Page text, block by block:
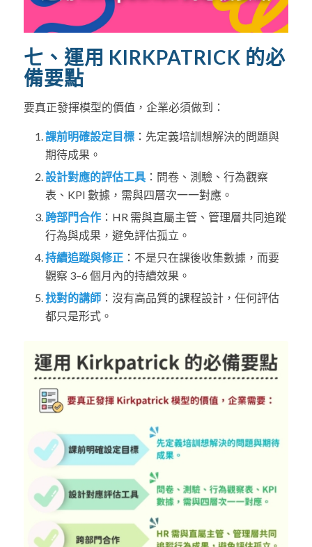
七、運用 KIRKPATRICK 的必
備要點
要真正發揮模型的價值，企業必須做到：
課前明確設定目標：先定義培訓想解決的問題與
期待成果。
設計對應的評估工具：問卷、測驗、行為觀察
表、KPI 數據，需與四層次一一對應。
跨部門合作：HR 需與直屬主管、管理層共同追蹤
行為與成果，避免評估孤立。
持續追蹤與修正：不是只在課後收集數據，而要
觀察 3–6 個月內的持續效果。
找對的講師：沒有高品質的課程設計，任何評估
都只是形式。